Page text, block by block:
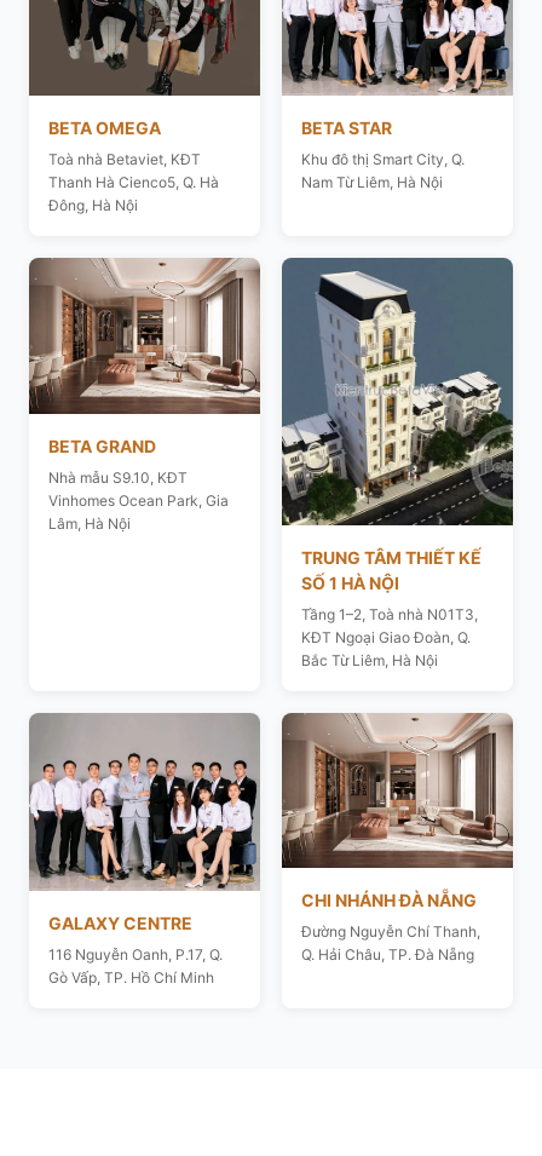
BETA OMEGA
Toà nhà Betaviet, KĐT
Thanh Hà Cienco5, Q. Hà
Đông, Hà Nội
BETA STAR
Khu đô thị Smart City, Q.
Nam Từ Liêm, Hà Nội
BETA GRAND
Nhà mẫu S9.10, KĐT
Vinhomes Ocean Park, Gia
Lâm, Hà Nội
TRUNG TÂM THIẾT KẾ
SỐ 1 HÀ NỘI
Tầng 1–2, Toà nhà N01T3,
KĐT Ngoại Giao Đoàn, Q.
Bắc Từ Liêm, Hà Nội
GALAXY CENTRE
116 Nguyễn Oanh, P.17, Q.
Gò Vấp, TP. Hồ Chí Minh
CHI NHÁNH ĐÀ NẴNG
Đường Nguyễn Chí Thanh,
Q. Hải Châu, TP. Đà Nẵng